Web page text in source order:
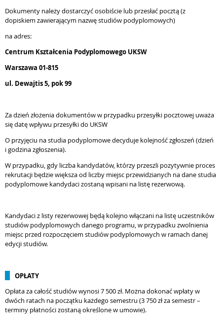
Dokumenty należy dostarczyć osobiście lub przesłać pocztą (z
dopiskiem zawierającym nazwę studiów podyplomowych)
na adres:
Centrum Kształcenia Podyplomowego UKSW
Warszawa 01-815
ul. Dewajtis 5, pok 99
Za dzień złożenia dokumentów w przypadku przesyłki pocztowej uważa
się datę wpływu przesyłki do UKSW
O przyjęciu na studia podyplomowe decyduje kolejność zgłoszeń (dzień
i godzina zgłoszenia).
W przypadku, gdy liczba kandydatów, którzy przeszli pozytywnie proces
rekrutacji będzie większa od liczby miejsc przewidzianych na dane studia
podyplomowe kandydaci zostaną wpisani na listę rezerwową.
Kandydaci z listy rezerwowej będą kolejno włączani na listę uczestników
studiów podyplomowych danego programu, w przypadku zwolnienia
miejsc przed rozpoczęciem studiów podyplomowych w ramach danej
edycji studiów.
OPŁATY
Opłata za całość studiów wynosi 7 500 zł. Można dokonać wpłaty w
dwóch ratach na początku każdego semestru (3 750 zł za semestr –
terminy płatności zostaną określone w umowie).